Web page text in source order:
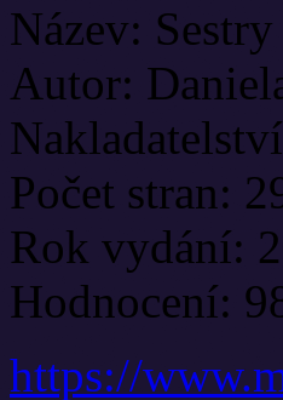
Název:
Autor:
Počet stran:
Rok vydání:
Hodnocení:
https://